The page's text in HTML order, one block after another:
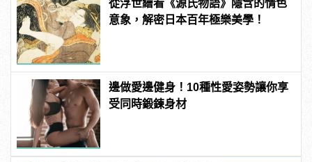
從浮世繪看《源氏物語》隱含的情色
意象，解密日本百年極樂美學！
邊做愛邊健身！10種性愛姿勢讓你享
受同時鍛鍊身材